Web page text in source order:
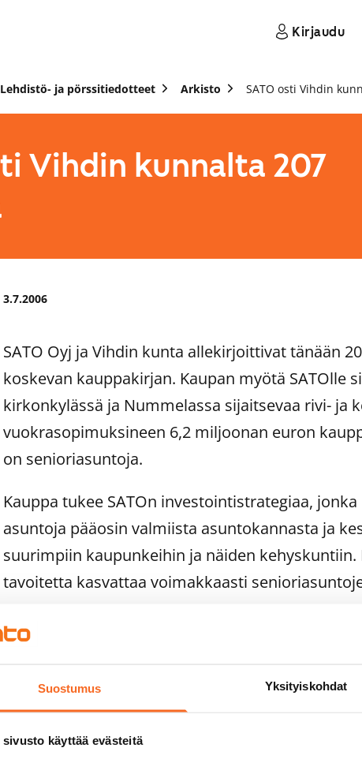
Suostumus Yksityiskohdat
sivusto käyttää evästeitä
Kirjaudu
Lehdistö- ja pörssitiedotteet Arkisto SATO osti Vihdin
Vihdin kunnalta 207
3.7.2006
SATO Oyj ja Vihdin kunta allekirjoittivat tänään
koskevan kauppakirjan. Kaupan myötä SATOlle
kirkonkylässä ja Nummelassa sijaitsevaa rivi- ja
vuokrasopimuksineen 6,2 miljoonan euron
on senioriasuntoja.
Kauppa tukee SATOn investointistrategiaa,
asuntoja pääosin valmiista asuntokannasta ja
suurimpiin kaupunkeihin ja näiden kehyskuntiin.
tavoitetta kasvattaa voimakkaasti
Viimeisten kolmen vuoden aikana SATO on
olivat yhteensä 65 miljoonaa euroa. Yhtiön noin
prosenttia sijaitsee pääkaupunkiseudulla.
Lisätietoja: